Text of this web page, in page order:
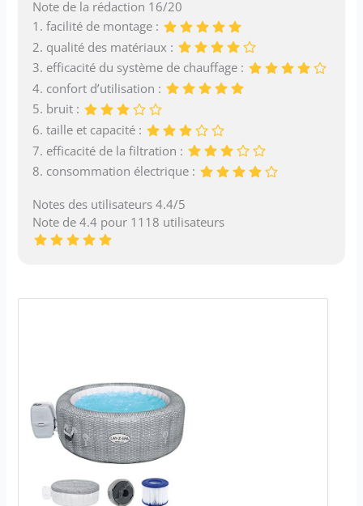
Note de la rédaction 16/20
1. facilité de montage :
2. qualité des matériaux :
3. efficacité du système de chauffage :
4. confort d’utilisation :
5. bruit :
6. taille et capacité :
7. efficacité de la filtration :
8. consommation électrique :
Notes des utilisateurs 4.4/5
Note de 4.4 pour 1118 utilisateurs